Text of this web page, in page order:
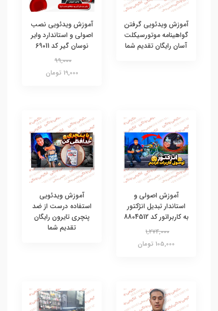
آموزش ویدئویی گرفتن
گواهینامه موتورسیکلت
آسان رایگان تقدیم شما
آموزش ویدئویی نصب
اصولی و استاندارد وایر
نوسان گیر کد 69011
99,000
19,000 تومان
آموزش اصولی و
استاندار تبدیل انژکتور
به کاربراتور کد 8804512
1,274,000
105,000 تومان
آموزش ویدئویی
استفاده درست از ضد
پنچری تایرون رایگان
تقدیم شما